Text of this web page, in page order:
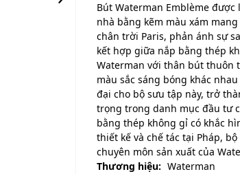
Bút Waterman Emblème
nhà bằng kẽm màu xám
chân trời Paris, phản ánh sự
kết hợp giữa nắp bằng thép
Waterman với thân bút thuôn
màu sắc sáng bóng khác
đại cho bộ sưu tập này, trở
trọng trong danh mục đầu tư
bằng thép không gỉ có khắc
thiết kế và chế tác tại Pháp,
chuyên môn sản xuất của
Thương hiệu: Waterman